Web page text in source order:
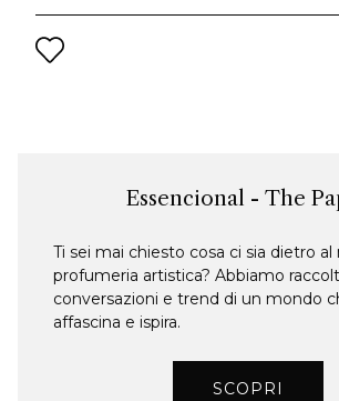
Essencional - The
Ti sei mai chiesto cosa ci sia dietro
profumeria artistica? Abbiamo
conversazioni e trend di un mondo
affascina e ispira.
SCOPRI